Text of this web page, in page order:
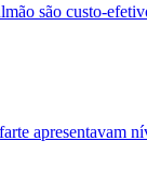
são custo-
apresentavam